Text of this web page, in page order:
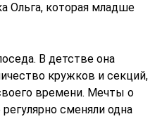
Ольга, которая младше
В детстве она
кружков и секций,
времени. Мечты о
сменяли одна